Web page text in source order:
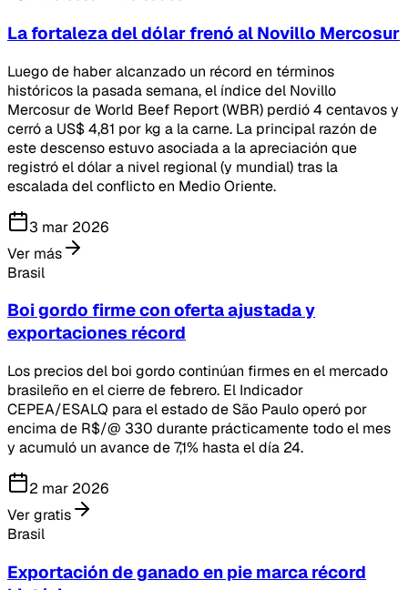
La fortaleza del dólar frenó al Novillo Mercosur
Luego de haber alcanzado un récord en términos
históricos la pasada semana, el índice del Novillo
Mercosur de World Beef Report (WBR) perdió 4 centavos y
cerró a US$ 4,81 por kg a la carne. La principal razón de
este descenso estuvo asociada a la apreciación que
registró el dólar a nivel regional (y mundial) tras la
escalada del conflicto en Medio Oriente.
3 mar 2026
Ver más
Brasil
Boi gordo firme con oferta ajustada y
exportaciones récord
Los precios del boi gordo continúan firmes en el mercado
brasileño en el cierre de febrero. El Indicador
CEPEA/ESALQ para el estado de São Paulo operó por
encima de R$/@ 330 durante prácticamente todo el mes
y acumuló un avance de 7,1% hasta el día 24.
2 mar 2026
Ver gratis
Brasil
Exportación de ganado en pie marca récord